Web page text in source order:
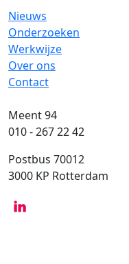
Nieuws
Onderzoeken
Werkwijze
Over ons
Contact
Meent 94
010 - 267 22 42
Postbus 70012
3000 KP Rotterdam